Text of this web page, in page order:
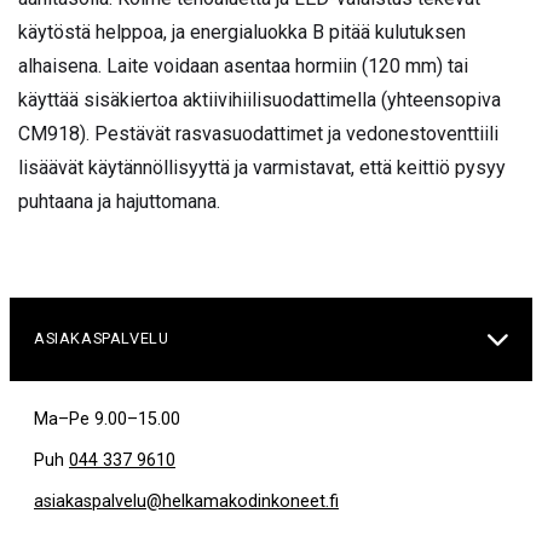
käytöstä helppoa, ja energialuokka B pitää kulutuksen
alhaisena. Laite voidaan asentaa hormiin (120 mm) tai
käyttää sisäkiertoa aktiivihiilisuodattimella (yhteensopiva
CM918). Pestävät rasvasuodattimet ja vedonestoventtiili
lisäävät käytännöllisyyttä ja varmistavat, että keittiö pysyy
puhtaana ja hajuttomana.
ASIAKASPALVELU 
Ma–Pe 9.00–15.00
Puh 044 337 9610
asiakaspalvelu@helkamakodinkoneet.fi